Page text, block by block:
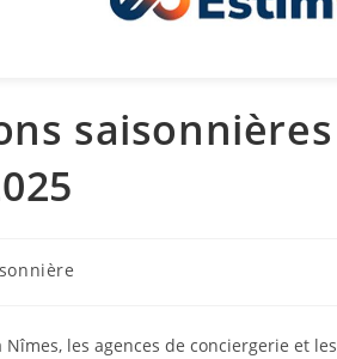
les agences de conciergerie et